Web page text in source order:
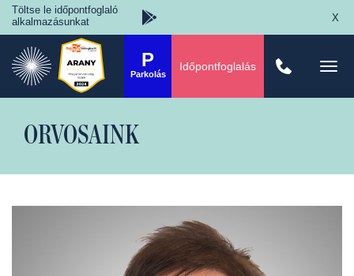
Töltse le időpontfoglaló
alkalmazásunkat
X
P
Parkolás
Időpontfoglalás
ORVOSAINK